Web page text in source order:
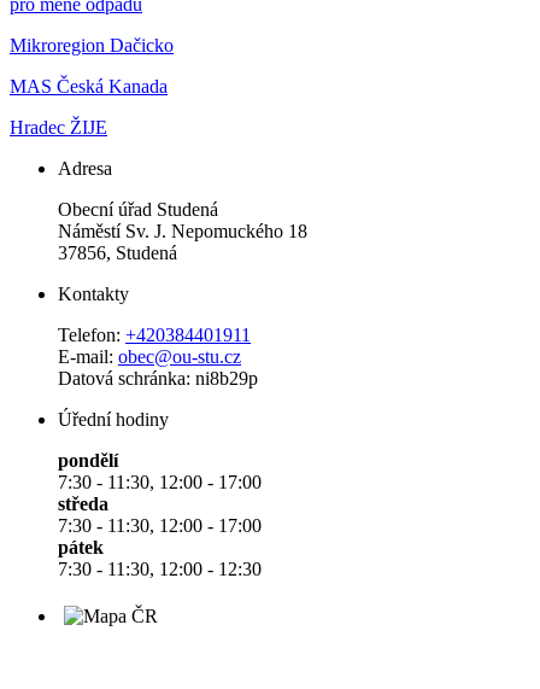
Mikroregion Dačicko
MAS Česká Kanada
Hradec ŽIJE
Adresa
Obecní úřad Studená
Náměstí Sv. J. Nepomuckého 18
37856, Studená
Kontakty
Telefon: +420384401911
E-mail: obec@ou-stu.cz
Datová schránka: ni8b29p
Úřední hodiny
pondělí
7:30 - 11:30, 12:00 - 17:00
středa
7:30 - 11:30, 12:00 - 17:00
pátek
7:30 - 11:30, 12:00 - 12:30